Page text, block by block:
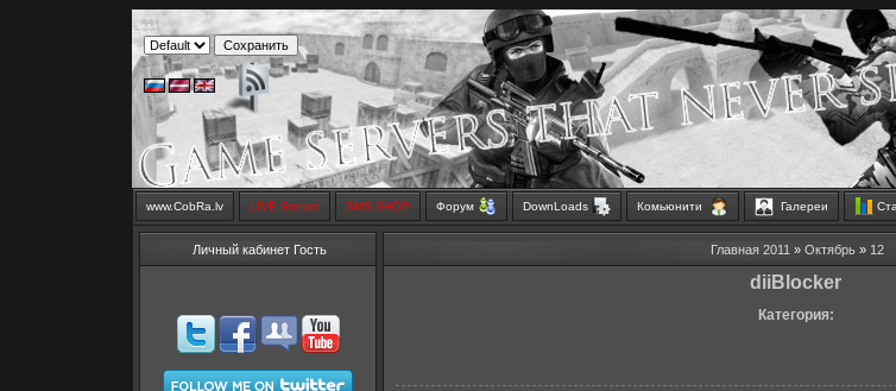
www.CobRa.lv LIVE Stream SMS SHOP Форум DownLoads Комьюнити Галереи
Личный кабинет Гость Главная 2011 » Октябрь » 12
diiBlocker
Категория: